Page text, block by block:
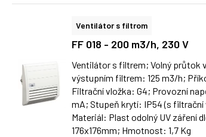
Ventilátor s filtrom
FF 018 - 200 m3/h, 230 V
Ventilátor s filtrem; Volný průtok
výstupním filtrem: 125 m3/h;
Filtrační vložka: G4; Provozní
mA; Stupeň krytí: IP54 (s filtrační
Materiál: Plast odolný UV záření
176x176mm; Hmotnost: 1,7 Kg